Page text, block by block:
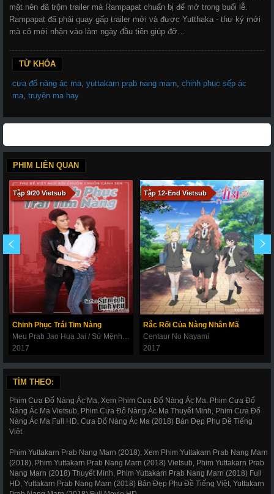
mặt nên đã trộm trailer mà Rampapat chuẩn bị để mở trong buổi lễ.
Rampapat đã phải quay gấp trailer mới và được Yutthaka - thư ký mới
mà cô mới nhận vào làm ngày đầu tiên giúp đỡ…
TỪ KHÓA
cưa đổ nàng ác ma yuttakarn prab nang marn chinh phục sếp ác
ma truyện ma hay
PHIM LIÊN QUAN
Tập 9/20 Vietsub
Chinh Phục Trái Tim Nàng
2017
Tập 12-End Vietsub
Rắc Rối Của Nàng Nhân Mã
Centaur No Nayami
2017
TÌM THEO:
Phim Cưa Đổ Nàng Ác Ma, Xem Phim Cưa Đổ Nàng Ác Ma, Phim Cưa Đổ
Nàng Ác Ma Vietsub, Phim Cưa Đổ Nàng Ác Ma Thuyết Minh, Phim Cưa Đổ
Nàng Ác Ma Full HD, Cưa Đổ Nàng Ác Ma (2018) Bản Đẹp Phụ Đề Tiếng
Việt.
Phim Yuttakarn Prab Nang Marn (2018), Xem Phim Yuttakarn Prab Nang Marn
(2018), Phim Yuttakarn Prab Nang Marn (2018) Vietsub, Phim Yuttakarn Prab
Nang Marn (2018) Thuyết Minh, Phim Yuttakarn Prab Nang Marn (2018) Full
HD, Yuttakarn Prab Nang Marn (2018) Bản Đẹp Phụ Đề Tiếng Việt, Yuttakarn